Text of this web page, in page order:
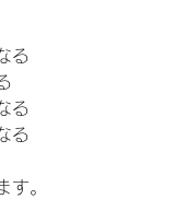
る
る
る
す。